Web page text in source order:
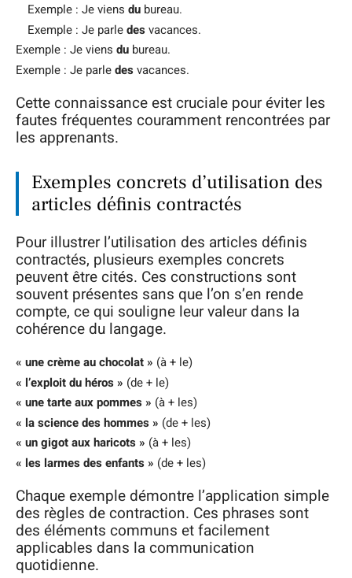
Exemple : Je viens du bureau.
Exemple : Je parledesvacances.
Exemple : Je viens du bureau.
Exemple : Je parledesvacances.
Cette connaissance est cruciale pour éviter les
fautes fréquentes couramment rencontrées par
les apprenants.
Exemples concrets d’utilisation des
articles définis contractés
Pour illustrer l’utilisation des articles définis
contractés, plusieurs exemples concrets
peuvent être cités. Ces constructions sont
souvent présentes sans que l’on s’en rende
compte, ce qui souligne leur valeur dans la
cohérence du langage.
« une crème au chocolat » (à + le)
« l’exploit du héros » (de + le)
« une tarte aux pommes » (à + les)
« la science des hommes » (de + les)
« un gigot aux haricots » (à + les)
« les larmes des enfants » (de + les)
Chaque exemple démontre l’application simple
des règles de contraction. Ces phrases sont
des éléments communs et facilement
applicables dans la communication
quotidienne.